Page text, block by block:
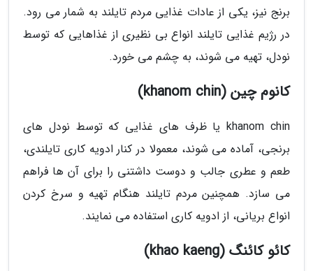
برنج نیز، یکی از عادات غذایی مردم تایلند به شمار می رود.
در رژیم غذایی تایلند انواع بی نظیری از غذاهایی که توسط
نودل، تهیه می شوند، به چشم می خورد.
کانوم چین (khanom chin)
khanom chin یا ظرف های غذایی که توسط نودل های
برنجی، آماده می شوند، معمولا در کنار ادویه کاری تایلندی،
طعم و عطری جالب و دوست داشتنی را برای آن ها فراهم
می سازد. همچنین مردم تایلند هنگام تهیه و سرخ کردن
انواع بریانی، از ادویه کاری استفاده می نمایند.
کائو کائنگ (khao kaeng)